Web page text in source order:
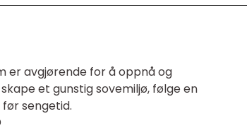
er avgjørende for å oppnå og
et gunstig sovemiljø, følge en
sengetid.